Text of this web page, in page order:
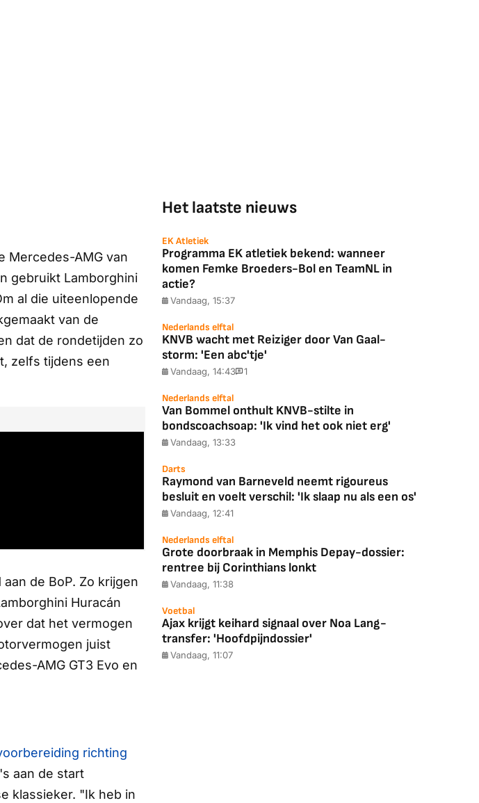
Mercedes-AMG van
gebruikt Lamborghini
al die uiteenlopende
van de
dat de rondetijden zo
zelfs tijdens een
de BoP. Zo krijgen
Huracán
dat het vermogen
juist
AMG GT3 Evo en
richting
aan de start
klassieker. "Ik heb in
Het laatste nieuws
EK Atletiek
Programma EK atletiek bekend: wanneer
komen Femke Broeders-Bol en TeamNL in
actie?
Vandaag, 15:37
Nederlands elftal
KNVB wacht met Reiziger door Van Gaal-
storm: 'Een abc'tje'
Vandaag, 14:43 1
Nederlands elftal
Van Bommel onthult KNVB-stilte in
bondscoachsoap: 'Ik vind het ook niet erg'
Vandaag, 13:33
Darts
Raymond van Barneveld neemt rigoureus
besluit en voelt verschil: 'Ik slaap nu als een os'
Vandaag, 12:41
Nederlands elftal
Grote doorbraak in Memphis Depay-dossier:
rentree bij Corinthians lonkt
Vandaag, 11:38
Voetbal
Ajax krijgt keihard signaal over Noa Lang-
transfer: 'Hoofdpijndossier'
Vandaag, 11:07